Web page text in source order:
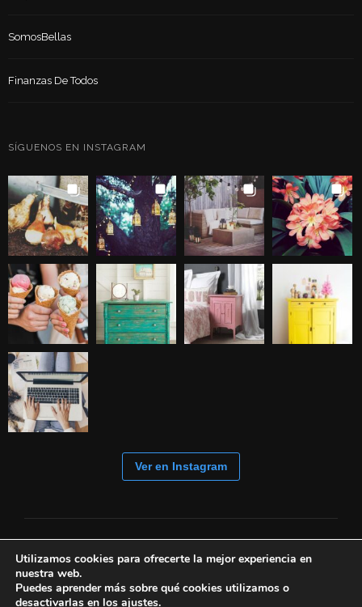
SomosBellas
Finanzas De Todos
SÍGUENOS EN INSTAGRAM
Ver en Instagram
Utilizamos cookies para ofrecerte la mejor experiencia en
nuestra web.
Puedes aprender más sobre qué cookies utilizamos o
desactivarlas en los ajustes.